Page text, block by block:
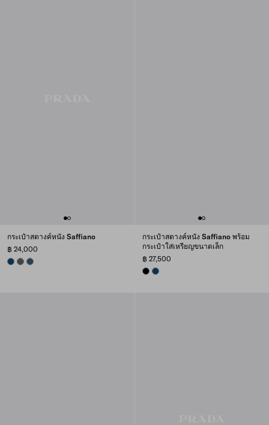
กระเป๋าสตางค์หนัง Saffiano
฿ 24,000
BALTIC BLUE
SMOKY GRAY
AVIATION BLUE
กระเป๋าสตางค์หนัง Saffiano พร้อม
กระเป๋าใส่เหรียญขนาดเล็ก
฿ 27,500
BLACKBALTIC BLUE